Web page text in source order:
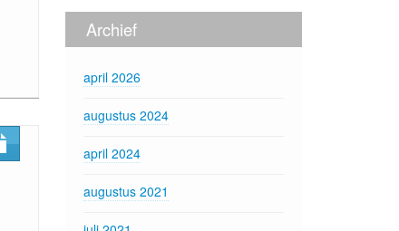
Archief
april 2026
augustus 2024
april 2024
augustus 2021